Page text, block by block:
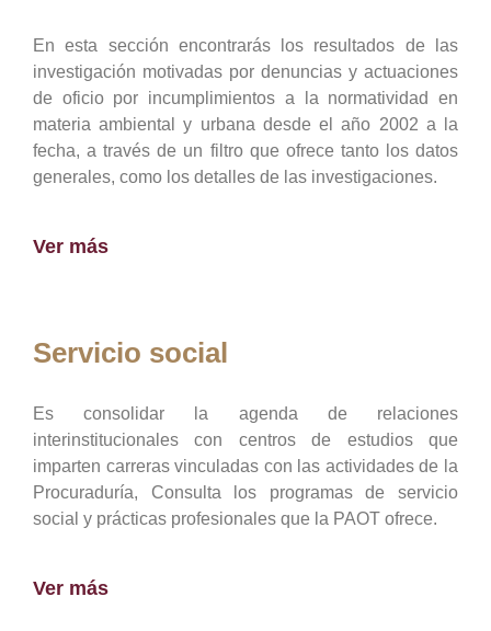
En esta sección encontrarás los resultados de las
investigación motivadas por denuncias y actuaciones
de oficio por incumplimientos a la normatividad en
materia ambiental y urbana desde el año 2002 a la
fecha, a través de un filtro que ofrece tanto los datos
generales, como los detalles de las investigaciones.
Ver más
Servicio social
Es consolidar la agenda de relaciones
interinstitucionales con centros de estudios que
imparten carreras vinculadas con las actividades de la
Procuraduría, Consulta los programas de servicio
social y prácticas profesionales que la PAOT ofrece.
Ver más